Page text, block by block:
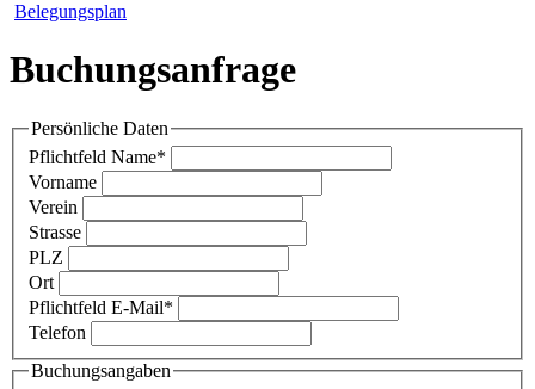
Belegungsplan
Buchungsanfrage
Persönliche Daten
Pflichtfeld Name*
Vorname
Verein
Strasse
PLZ
Ort
Pflichtfeld E-Mail*
Telefon
Buchungsangaben